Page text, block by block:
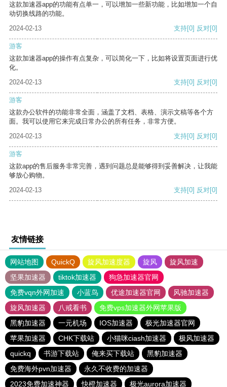
这款加速器app的功能有点单一，可以增加一些新功能，比如增加一个自
动切换线路的功能。
2024-02-13
支持[0] 反对[0]
游客
这款加速器app的操作有点复杂，可以简化一下，比如将设置页面进行优
化。
2024-02-13
支持[0] 反对[0]
游客
这款办公软件的功能非常全面，涵盖了文档、表格、演示文稿等各个方
面。我可以使用它来完成日常办公的所有任务，非常方便。
2024-02-13
支持[0] 反对[0]
游客
这款app的售后服务非常完善，遇到问题总是能够得到妥善解决，让我能
够放心购物。
2024-02-13
支持[0] 反对[0]
友情链接
网站地图 QuickQ 旋风加速度器 旋风
旋风加速
坚果加速器
tiktok加速器
狗急加速器官网
免费vqn外网加速
小蓝鸟 优途加速器官网
风驰加速器
旋风加速器
八戒看书
免费vps加速器外网苹果版
黑豹加速器
一元机场 IOS加速器
极光加速器官网
苹果加速器
CHK下载站 小猫咪ciash加速器
极风加速器
quickq
书游下载站 俺来买下载站
黑豹加速器
免费海外pvn加速器
永久不收费的加速器
2023免费加速神器
快橙加速器 极光aurora加速器